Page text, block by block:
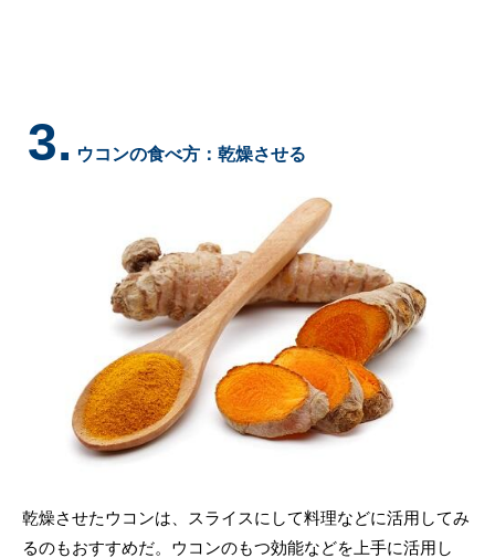
3. ウコンの食べ方：乾燥させる
乾燥させたウコンは、スライスにして料理などに活用してみ
るのもおすすめだ。ウコンのもつ効能などを上手に活用し